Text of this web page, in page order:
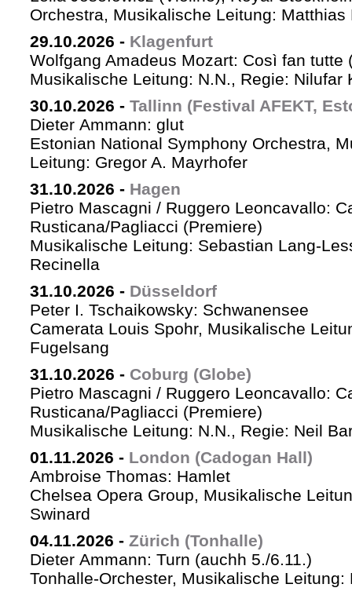
Orchestra, Musikalische Leitung: Matthias
29.10.2026 - Klagenfurt
Wolfgang Amadeus Mozart: Così fan tutte
Musikalische Leitung: N.N., Regie: Nilufar
30.10.2026 - Tallinn (Festival AFEKT,
Dieter Ammann: glut
Estonian National Symphony Orchestra,
Leitung: Gregor A. Mayrhofer
31.10.2026 - Hagen
Pietro Mascagni / Ruggero Leoncavallo:
Rusticana/Pagliacci (Premiere)
Musikalische Leitung: Sebastian Lang-
Recinella
31.10.2026 - Düsseldorf
Peter I. Tschaikowsky: Schwanensee
Camerata Louis Spohr, Musikalische
Fugelsang
31.10.2026 - Coburg (Globe)
Pietro Mascagni / Ruggero Leoncavallo:
Rusticana/Pagliacci (Premiere)
Musikalische Leitung: N.N., Regie: Neil
01.11.2026 - London (Cadogan Hall)
Ambroise Thomas: Hamlet
Chelsea Opera Group, Musikalische
Swinard
04.11.2026 - Zürich (Tonhalle)
Dieter Ammann: Turn (auchh 5./6.11.)
Tonhalle-Orchester, Musikalische Leitung: